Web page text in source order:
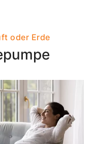
oder Erde